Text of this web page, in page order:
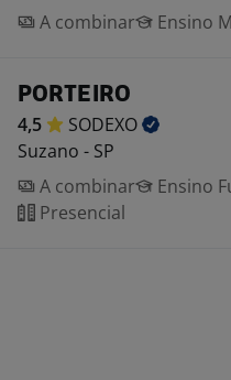
A combinar
Ensino
PORTEIRO
4,5
SODEXO
Suzano - SP
A combinar
Ensino
Presencial